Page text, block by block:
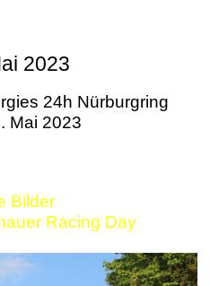
2023
24h Nürburgring
Mai 2023
Bilder
Racing Day